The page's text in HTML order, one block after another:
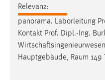
Relevanz:
panorama. Laborleitung
Kontakt Prof. Dipl.-Ing.
Hauptgebäude, Raum 149
Anbieter:
Facebook
Zweck:
Conversion-Tracking
Cookie Laufzeit: